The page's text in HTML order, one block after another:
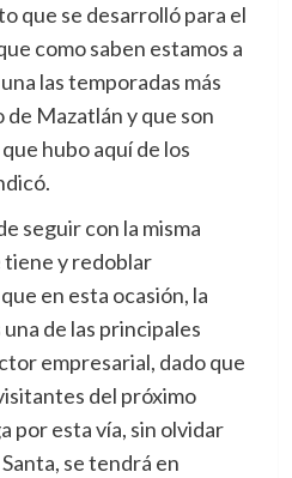
que se desarrolló para el
como saben estamos a
las temporadas más
Mazatlán y que son
hubo aquí de los
seguir con la misma
tiene y redoblar
en esta ocasión, la
de las principales
empresarial, dado que
del próximo
por esta vía, sin olvidar
se tendrá en